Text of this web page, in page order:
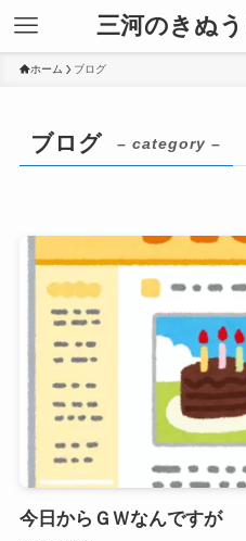
三河のきぬ
ホーム ブログ
ブログ – category –
今日からＧＷなんですが